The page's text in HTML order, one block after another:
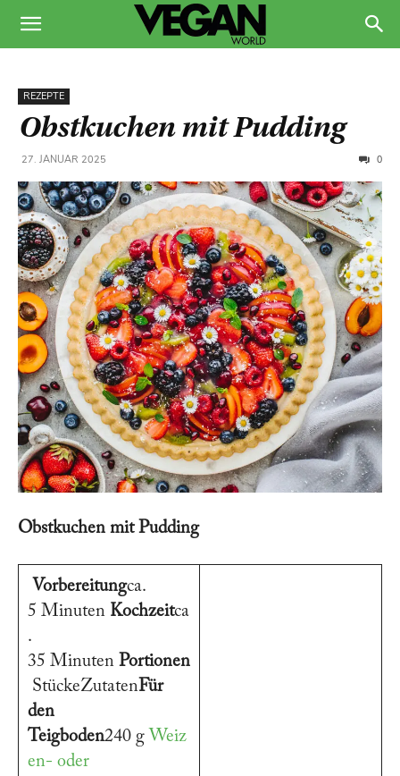
REZEPTE
Obstkuchen mit Pudding
27. JANUAR 2025 0
Obstkuchen mit Pudding
Vorbereitungca.
5 Minuten Kochzeitca
.
35 Minuten Portionen
StückeZutatenFür
den
Teigboden240 g Weiz
en- oder